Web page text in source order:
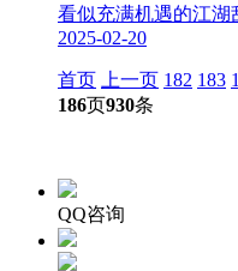
看似充满机遇的江湖
2025-02-20
首页 上一页 182 183
186页930条
QQ咨询